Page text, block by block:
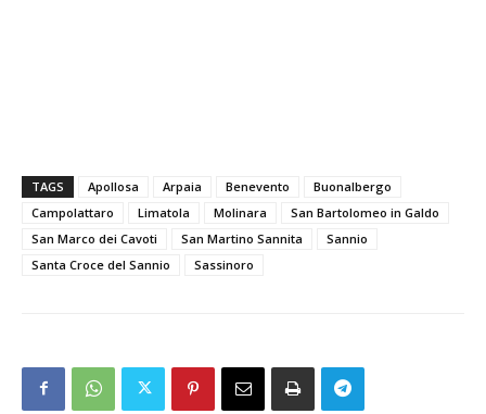
TAGS Apollosa Arpaia Benevento
Buonalbergo
Campolattaro
Limatola Molinara
San Bartolomeo in Galdo
San Marco dei Cavoti
San Martino Sannita
Sannio
Santa Croce del Sannio
Sassinoro